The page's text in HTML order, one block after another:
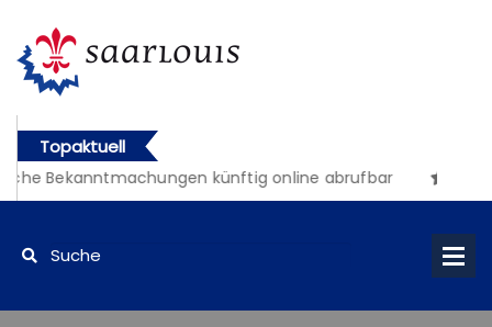
Topaktuell
Bekanntmachungen künftig online abrufbar